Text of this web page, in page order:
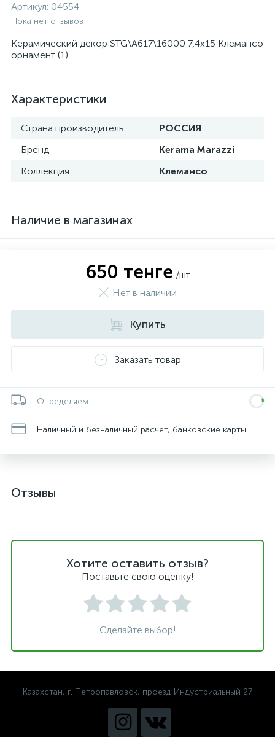
Артикул: 04554
Пока нет отзывов
Керамический декор STG\A617\16000 7,4х15 Клемансо
орнамент (1)
Характеристики
Страна производитель
РОССИЯ
Бренд
Kerama Marazzi
Коллекция
Клемансо
Наличие в магазинах
650 тенге /шт
Нет в наличии
Купить
Заказать товар
Определяем...
Наличный и безналичный расчет, банковские карты
Отзывы
Хотите оставить отзыв?
Поставьте свою оценку!
Сделайте выбор!
Казахстан, г. Петропавловск, проезд Индустриальный 27